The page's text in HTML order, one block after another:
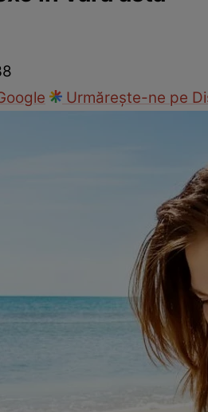
Urmărește-ne pe